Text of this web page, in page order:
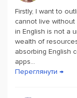
Firstly, I want to
cannot live
in English is not a
wealth of
absorbing English
apps...
Переглянути →